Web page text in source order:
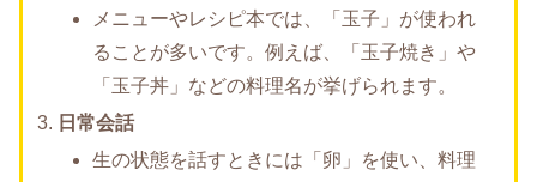
メニューやレシピ本では、「玉子」が使われ
ることが多いです。例えば、「玉子焼き」や
「玉子丼」などの料理名が挙げられます。
日常会話
生の状態を話すときには「卵」を使い、料理